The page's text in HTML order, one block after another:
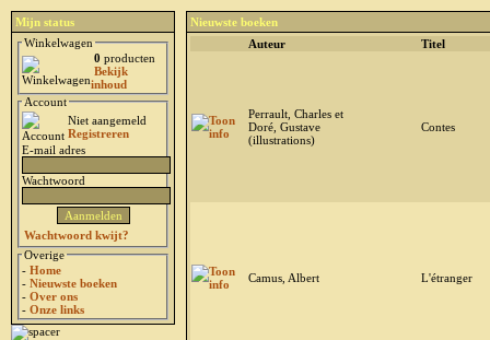
Mijn status
Winkelwagen
0 producten
Bekijk
inhoud
Account
Niet aangemeld
Registreren
E-mail adres
Wachtwoord
Wachtwoord kwijt?
Overige
- Home
- Nieuwste boeken
- Over ons
- Onze links
Nieuwste boeken
Auteur
Titel
Perrault, Charles et
Doré, Gustave
(illustrations)
Contes
Camus, Albert L'étranger